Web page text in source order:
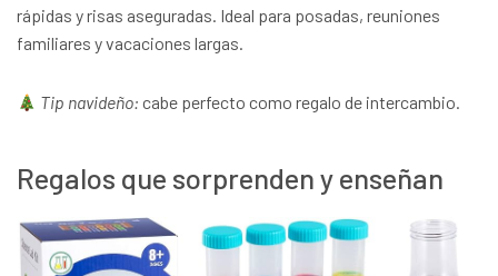
rápidas y risas aseguradas. Ideal para posadas, reuniones
familiares y vacaciones largas.
Tip navideño: cabe perfecto como regalo de intercambio.
Regalos que sorprenden y enseñan